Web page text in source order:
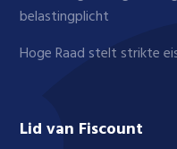
belastingplicht
Hoge Raad stelt strikte
Lid van Fiscount